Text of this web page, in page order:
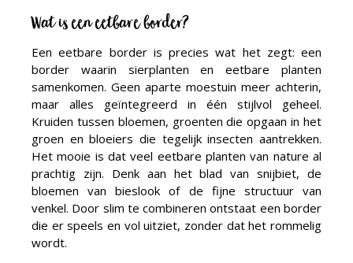
Wat is een eetbare border?
Een eetbare border is precies wat het zegt: een
border waarin sierplanten en eetbare planten
samenkomen. Geen aparte moestuin meer achterin,
maar alles geïntegreerd in één stijlvol geheel.
Kruiden tussen bloemen, groenten die opgaan in het
groen en bloeiers die tegelijk insecten aantrekken.
Het mooie is dat veel eetbare planten van nature al
prachtig zijn. Denk aan het blad van snijbiet, de
bloemen van bieslook of de fijne structuur van
venkel. Door slim te combineren ontstaat een border
die er speels en vol uitziet, zonder dat het rommelig
wordt.